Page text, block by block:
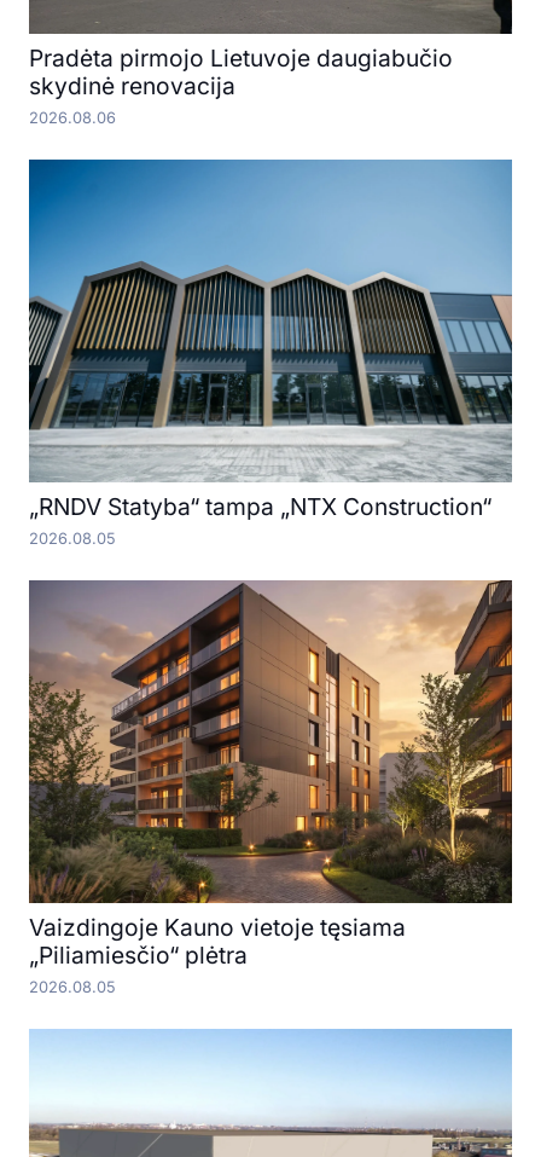
Pradėta pirmojo Lietuvoje daugiabučio
skydinė renovacija
2026.08.06
„RNDV Statyba“ tampa „NTX Construction“
2026.08.05
Vaizdingoje Kauno vietoje tęsiama
„Piliamiesčio“ plėtra
2026.08.05